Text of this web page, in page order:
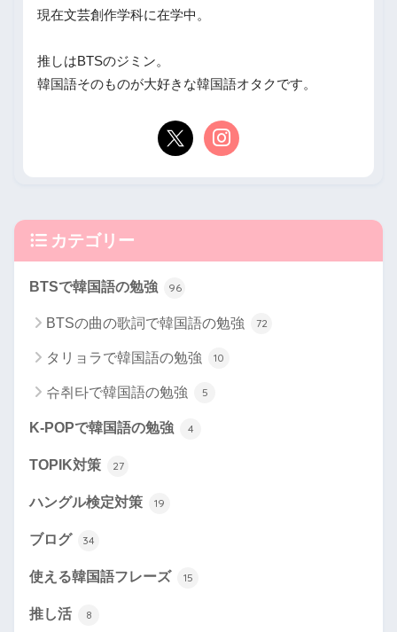
現在文芸創作学科に在学中。
推しはBTSのジミン。
韓国語そのものが大好きな韓国語オタクです。
カテゴリー
BTSで韓国語の勉強 96
BTSの曲の歌詞で韓国語の勉強 72
タリョラで韓国語の勉強 10
슈취타で韓国語の勉強 5
K-POPで韓国語の勉強 4
TOPIK対策 27
ハングル検定対策 19
ブログ 34
使える韓国語フレーズ 15
推し活 8